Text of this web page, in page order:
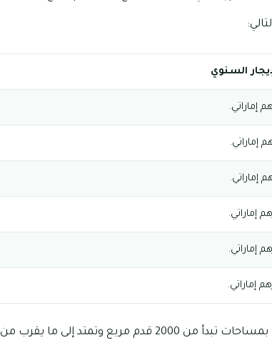
السنوي
تتراوح عدد غرف الفلل في الكرامة أبوظبي ما بين 3-10 غرف بمساحات تبدأ من 2000 قدم مربع وتمتد إلى ما يقرب من